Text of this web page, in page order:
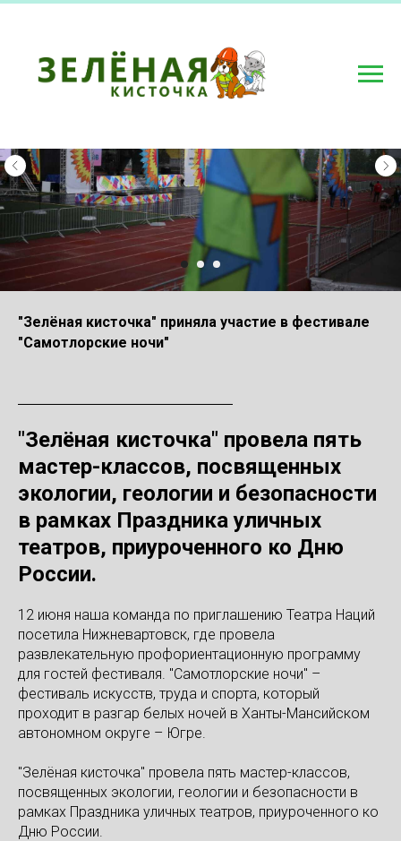
"Зелёная кисточка" приняла участие в фестивале
"Самотлорские ночи"
"Зелёная кисточка" провела пять
мастер-классов, посвященных
экологии, геологии и безопасности
в рамках Праздника уличных
театров, приуроченного ко Дню
России.
12 июня наша команда по приглашению Театра Наций
посетила Нижневартовск, где провела
развлекательную профориентационную программу
для гостей фестиваля. "Самотлорские ночи" –
фестиваль искусств, труда и спорта, который
проходит в разгар белых ночей в Ханты-Мансийском
автономном округе – Югре.
"Зелёная кисточка" провела пять мастер-классов,
посвященных экологии, геологии и безопасности в
рамках Праздника уличных театров, приуроченного ко
Дню России.